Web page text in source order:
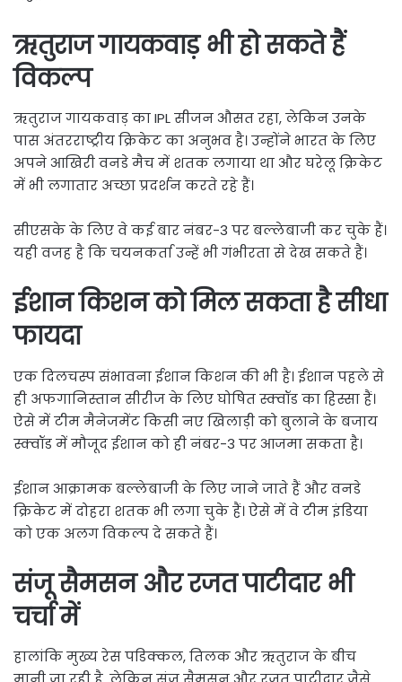
ऋतुराज गायकवाड़ भी हो सकते हैं
विकल्प
ऋतुराज गायकवाड़ का IPL सीजन औसत रहा, लेकिन उनके
पास अंतरराष्ट्रीय क्रिकेट का अनुभव है। उन्होंने भारत के लिए
अपने आखिरी वनडे मैच में शतक लगाया था और घरेलू क्रिकेट
में भी लगातार अच्छा प्रदर्शन करते रहे हैं।
सीएसके के लिए वे कई बार नंबर-3 पर बल्लेबाजी कर चुके हैं।
यही वजह है कि चयनकर्ता उन्हें भी गंभीरता से देख सकते हैं।
ईशान किशन को मिल सकता है सीधा
फायदा
एक दिलचस्प संभावना ईशान किशन की भी है। ईशान पहले से
ही अफगानिस्तान सीरीज के लिए घोषित स्क्वॉड का हिस्सा हैं।
ऐसे में टीम मैनेजमेंट किसी नए खिलाड़ी को बुलाने के बजाय
स्क्वॉड में मौजूद ईशान को ही नंबर-3 पर आजमा सकता है।
ईशान आक्रामक बल्लेबाजी के लिए जाने जाते हैं और वनडे
क्रिकेट में दोहरा शतक भी लगा चुके हैं। ऐसे में वे टीम इंडिया
को एक अलग विकल्प दे सकते हैं।
संजू सैमसन और रजत पाटीदार भी
चर्चा में
हालांकि मुख्य रेस पडिक्कल, तिलक और ऋतुराज के बीच